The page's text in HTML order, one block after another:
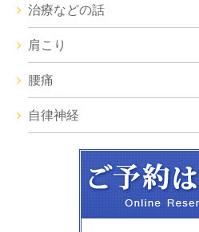
治療などの話
肩こり
腰痛
自律神経